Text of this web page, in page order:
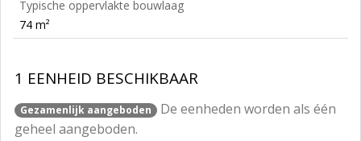
Typische oppervlakte bouwlaag
74 m²
1 EENHEID BESCHIKBAAR
Gezamenlijk aangeboden
De eenheden worden als één
geheel aangeboden.